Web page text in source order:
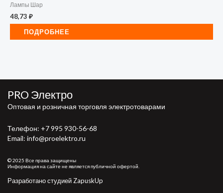
Лампы Шар
48,73 ₽
ПОДРОБНЕЕ
PRO Электро
Оптовая и розничная торговля электротоварами
Телефон: +7 995 930-56-68
Email: info@proelektro.ru
© 2025 Все права защищены
Информация на сайте не является публичной офертой.
Разработано студией ZapuskUp